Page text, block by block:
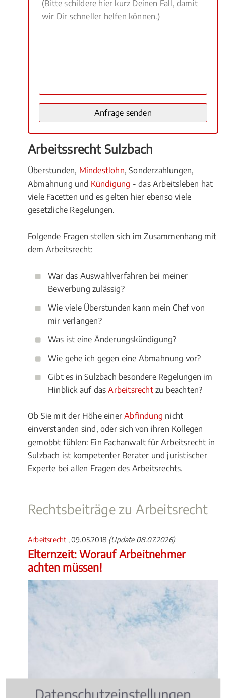
Arbeitssrecht Sulzbach
Überstunden, Mindestlohn, Sonderzahlungen,
Abmahnung und Kündigung - das Arbeitsleben hat
viele Facetten und es gelten hier ebenso viele
gesetzliche Regelungen.
Folgende Fragen stellen sich im Zusammenhang mit
dem Arbeitsrecht:
War das Auswahlverfahren bei meiner
Bewerbung zulässig?
Wie viele Überstunden kann mein Chef von
mir verlangen?
Was ist eine Änderungskündigung?
Wie gehe ich gegen eine Abmahnung vor?
Gibt es in Sulzbach besondere Regelungen im
Hinblick auf dasArbeitsrechtzu beachten?
Ob Sie mit der Höhe einerAbfindung nicht
einverstanden sind, oder sich von ihren Kollegen
gemobbt fühlen: Ein Fachanwalt für Arbeitsrecht in
Sulzbach ist kompetenter Berater und juristischer
Experte bei allen Fragen des Arbeitsrechts.
Rechtsbeiträge zu Arbeitsrecht
Arbeitsrecht , 09.05.2018 (Update 08.07.2026)
Elternzeit: Worauf Arbeitnehmer
achten müssen!
Datenschutzeinstellungen